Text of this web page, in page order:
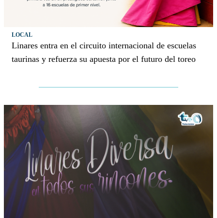
LOCAL
Linares entra en el circuito internacional de escuelas
taurinas y refuerza su apuesta por el futuro del toreo